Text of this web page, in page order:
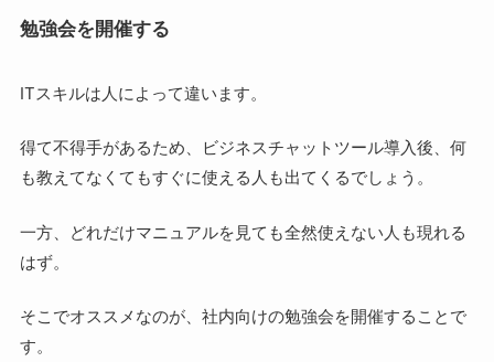
勉強会を開催する
ITスキルは人によって違います。
得て不得手があるため、ビジネスチャットツール導入後、何
も教えてなくてもすぐに使える人も出てくるでしょう。
一方、どれだけマニュアルを見ても全然使えない人も現れる
はず。
そこでオススメなのが、社内向けの勉強会を開催することで
す。